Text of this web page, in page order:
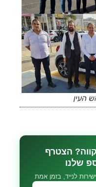
העין
הצטרף
שלנו
לנייד, בזמן אמת